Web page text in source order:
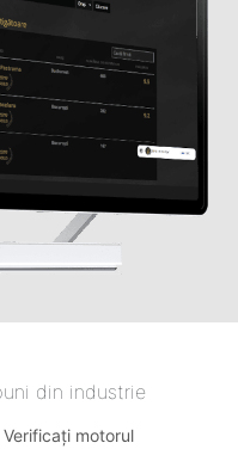
din industrie
motorul